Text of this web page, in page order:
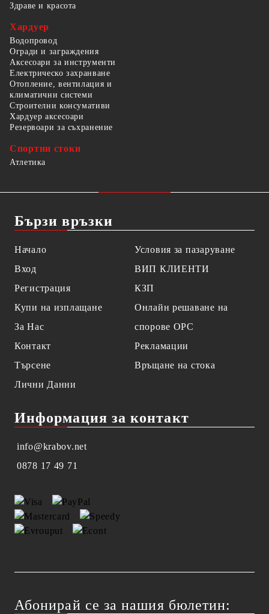
Здраве и красота
Хардуер
Водопровод
Огради и заграждения
Аксесоари за инструменти
Електрическо захранване
Отопление, вентилация и
климатични системи
Строителни консумативи
Хардуер аксесоари
Резервоари за съхранение
Спортни стоки
Атлетика
Бързи връзки
Начало
Вход
Регистрация
Купи на изплащане
За Нас
Контакт
Търсене
Лични Данни
Условия за пазаруване
ВИП КЛИЕНТИ
КЗП
Онлайн решаване на
спорове OPC
Рекламации
Връщане на стока
Информация за контакт
info@krabov.net
0878 17 49 71
Абонирай се за нашия бюлетин: